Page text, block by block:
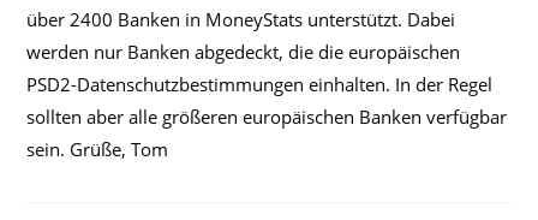
über 2400 Banken in MoneyStats unterstützt. Dabei
werden nur Banken abgedeckt, die die europäischen
PSD2-Datenschutzbestimmungen einhalten. In der Regel
sollten aber alle größeren europäischen Banken verfügbar
sein. Grüße, Tom